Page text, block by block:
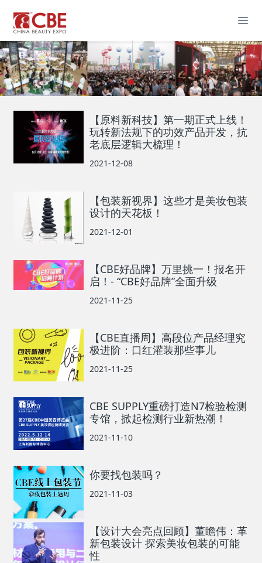
【原料新科技】第一期正式上线！
玩转新法规下的功效产品开发，抗
老底层逻辑大梳理！
2021-12-08
【包装新视界】这些才是美妆包装
设计的天花板！
2021-12-01
【CBE好品牌】万里挑一！报名开
启！- “CBE好品牌”全面升级
2021-11-25
【CBE直播周】高段位产品经理究
极进阶：口红灌装那些事儿
2021-11-25
CBE SUPPLY重磅打造N7检验检测
专馆，掀起检测行业新热潮！
2021-11-10
你要找包装吗？
2021-11-03
【设计大会亮点回顾】董瞻伟：革
新包装设计 探索美妆包装的可能
性